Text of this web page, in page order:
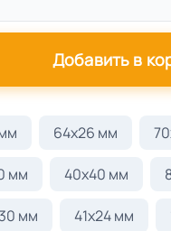
Добавить в
64x26 мм
мм 40х40 мм
мм 41х24 мм